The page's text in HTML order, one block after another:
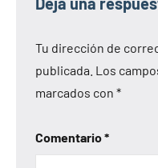
Tu dirección de
publicada. Los
marcados con *
Comentario*